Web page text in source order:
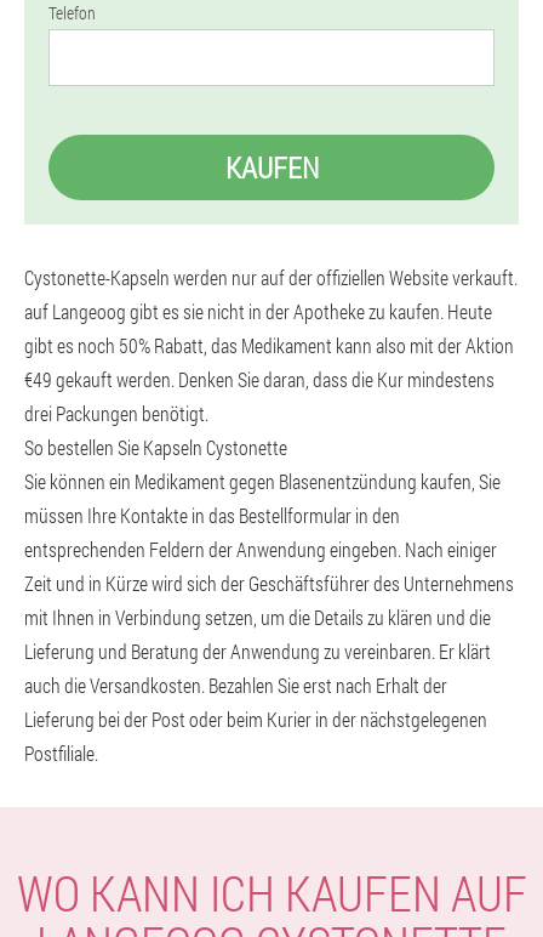
Telefon
KAUFEN
Cystonette-Kapseln werden nur auf der offiziellen Website verkauft.
auf Langeoog gibt es sie nicht in der Apotheke zu kaufen. Heute
gibt es noch 50% Rabatt, das Medikament kann also mit der Aktion
€49 gekauft werden. Denken Sie daran, dass die Kur mindestens
drei Packungen benötigt.
So bestellen Sie Kapseln Cystonette
Sie können ein Medikament gegen Blasenentzündung kaufen, Sie
müssen Ihre Kontakte in das Bestellformular in den
entsprechenden Feldern der Anwendung eingeben. Nach einiger
Zeit und in Kürze wird sich der Geschäftsführer des Unternehmens
mit Ihnen in Verbindung setzen, um die Details zu klären und die
Lieferung und Beratung der Anwendung zu vereinbaren. Er klärt
auch die Versandkosten. Bezahlen Sie erst nach Erhalt der
Lieferung bei der Post oder beim Kurier in der nächstgelegenen
Postfiliale.
WO KANN ICH KAUFEN AUF